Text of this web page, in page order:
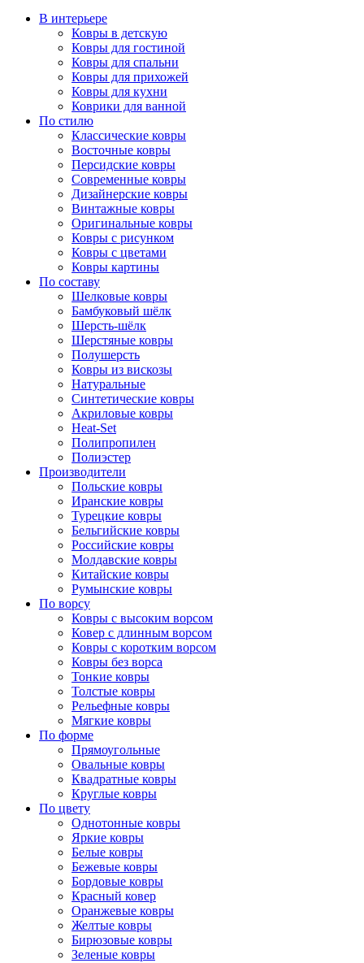
В интерьере
Ковры в детскую
Ковры для гостиной
Ковры для спальни
Ковры для прихожей
Ковры для кухни
Коврики для ванной
По стилю
Классические ковры
Восточные ковры
Персидские ковры
Современные ковры
Дизайнерские ковры
Винтажные ковры
Оригинальные ковры
Ковры с рисунком
Ковры с цветами
Ковры картины
По составу
Шелковые ковры
Бамбуковый шёлк
Шерсть-шёлк
Шерстяные ковры
Полушерсть
Ковры из вискозы
Натуральные
Синтетические ковры
Акриловые ковры
Heat-Set
Полипропилен
Полиэстер
Производители
Польские ковры
Иранские ковры
Турецкие ковры
Бельгийские ковры
Российские ковры
Молдавские ковры
Китайские ковры
Румынские ковры
По ворсу
Ковры с высоким ворсом
Ковер с длинным ворсом
Ковры с коротким ворсом
Ковры без ворса
Тонкие ковры
Толстые ковры
Рельефные ковры
Мягкие ковры
По форме
Прямоугольные
Овальные ковры
Квадратные ковры
Круглые ковры
По цвету
Однотонные ковры
Яркие ковры
Белые ковры
Бежевые ковры
Бордовые ковры
Красный ковер
Оранжевые ковры
Желтые ковры
Бирюзовые ковры
Зеленые ковры